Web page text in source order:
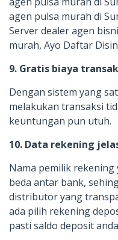
agen pulsa murah di
Server dealer agen
murah, Ayo Daftar
9. Gratis biaya
Dengan sistem yang
melakukan transaksi
keuntungan pun utuh.
10. Data rekening
Nama pemilik
beda antar bank,
distributor yang
ada pilih rekening
pasti saldo deposit